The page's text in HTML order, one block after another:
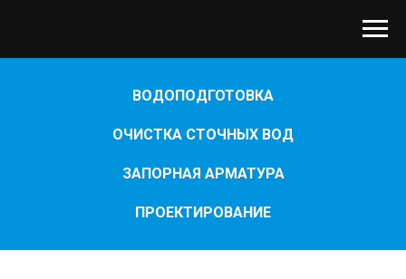
ВОДОПОДГОТОВКА
ОЧИСТКА СТОЧНЫХ ВОД
ЗАПОРНАЯ АРМАТУРА
ПРОЕКТИРОВАНИЕ